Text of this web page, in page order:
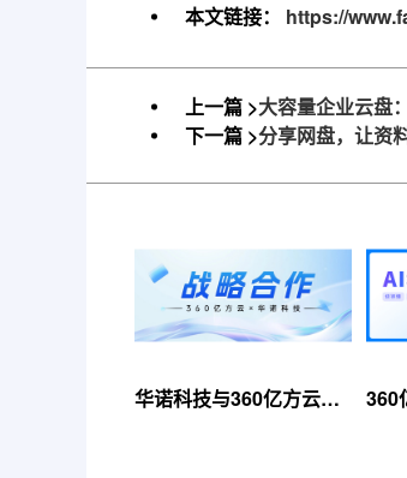
本文链接：
https://
上一篇 >大容量企业云盘
下一篇 >分享网盘，让资
华诺科技与360亿方云达
360